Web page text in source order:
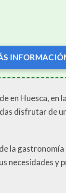
en Huesca, en
disfrutar de
la
necesidades y